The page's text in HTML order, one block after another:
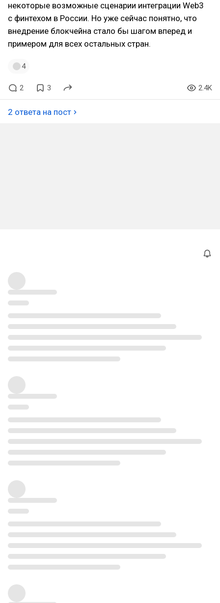
некоторые возможные сценарии интеграции Web3
с финтехом в России. Но уже сейчас понятно, что
внедрение блокчейна стало бы шагом вперед и
примером для всех остальных стран.
4
2 3 2.4K
2 ответа на пост